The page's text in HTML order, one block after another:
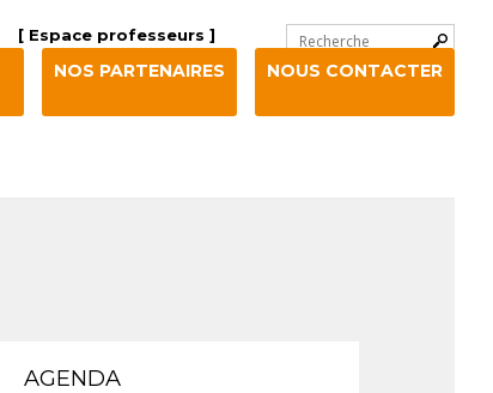
[ Espace professeurs ]
NOS PARTENAIRES NOUS CONTACTER
Chercher par
Recherche
Navigation
AGENDA